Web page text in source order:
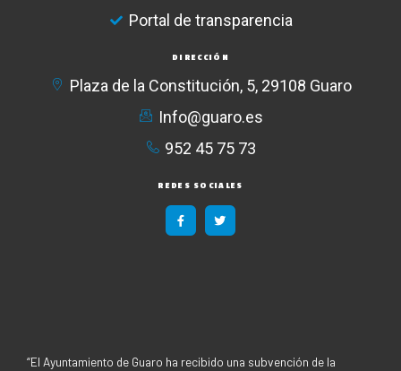
Portal de transparencia
DIRECCIÓN
Plaza de la Constitución, 5, 29108 Guaro
Info@guaro.es
952 45 75 73​
REDES SOCIALES
a
c
e
w
i
t
“El Ayuntamiento de Guaro ha recibido una subvención de la